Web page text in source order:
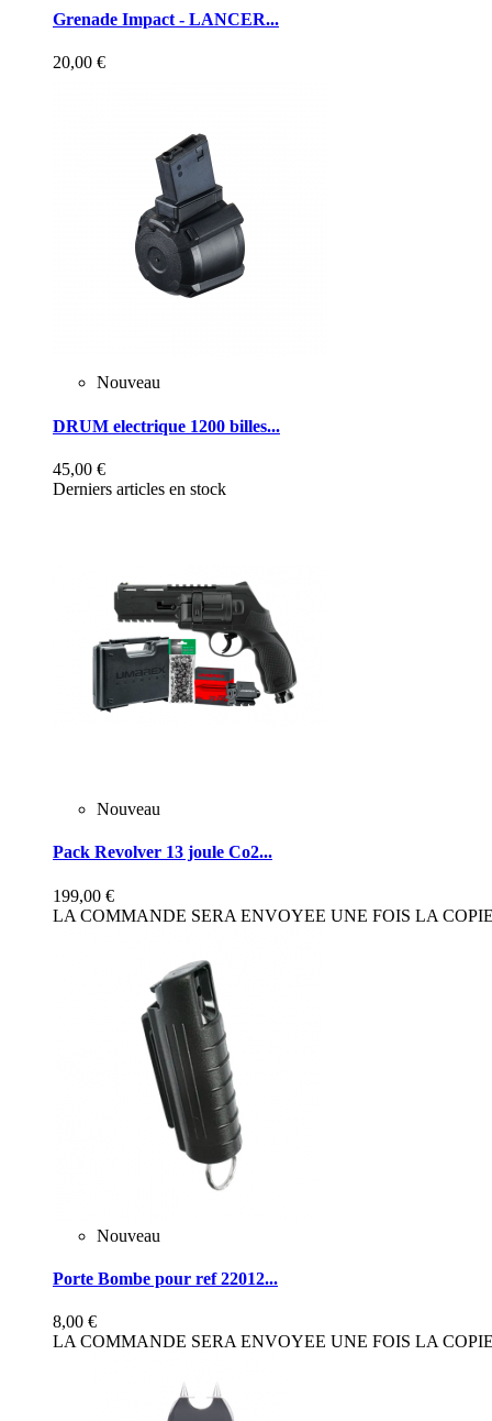
Grenade Impact - LANCER...
20,00 €
Nouveau
DRUM electrique 1200 billes...
45,00 €
Derniers articles en stock
Nouveau
Pack Revolver 13 joule Co2...
199,00 €
LA COMMANDE SERA ENVOYEE UNE FOIS LA
Nouveau
Porte Bombe pour ref 22012...
8,00 €
LA COMMANDE SERA ENVOYEE UNE FOIS LA